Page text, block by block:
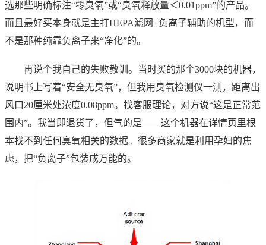
选那些明确标注“零臭氧”或“臭氧释放量＜0.01ppm”的产品。
而且最好买本身就是主打HEPA滤网+负离子辅助的机型，而
不是那种纯靠负离子来“净化”的。
再说个我自己的失败教训。当时买的那个3000块的机器，
说明书上写着“安全无臭氧”，但我用臭氧检测仪一测，距离出
风口20厘米处浓度0.08ppm。找客服理论，对方说“这是正常范
围内”。我当即退货了，但气的是——这个机器在详情页里根
本找不到任何臭氧相关的数据。很多商家就是利用孕妇的焦
虑，把“负离子”包装成万能的。